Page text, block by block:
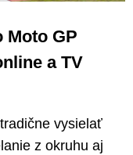
Moto GP
a TV
vysielať
z okruhu aj